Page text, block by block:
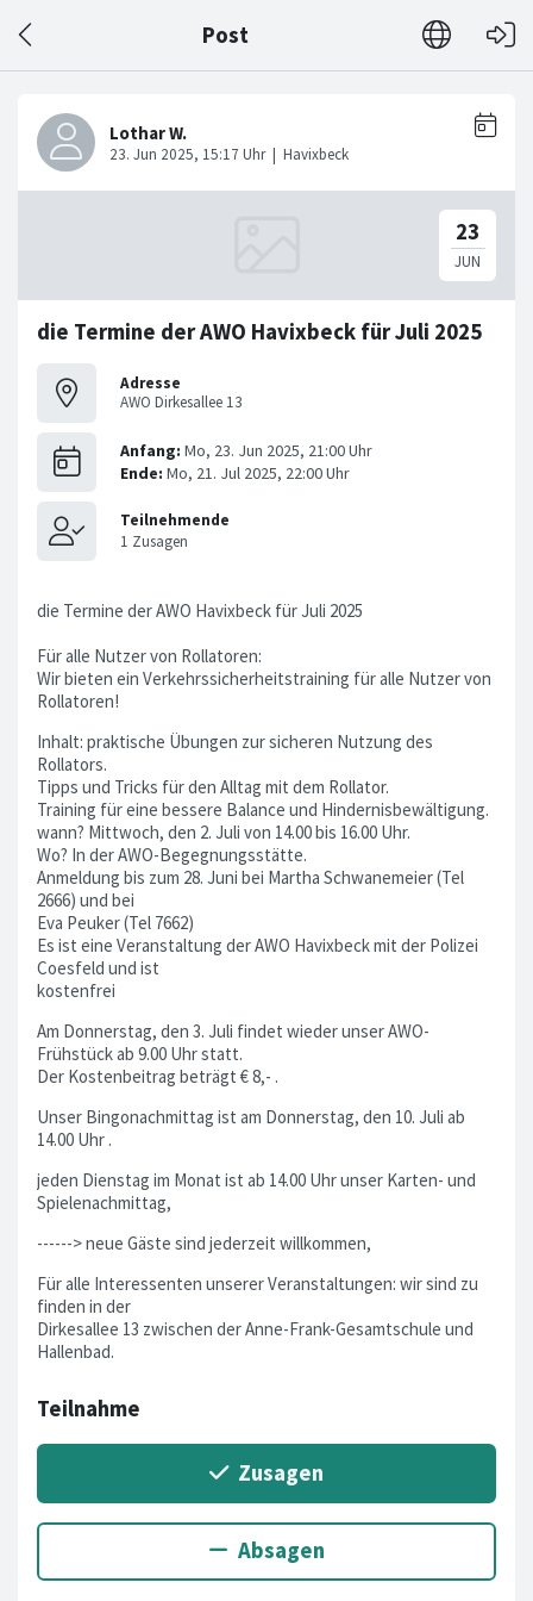
Post
die Termine der AWO Havixbeck für Juli 2025
Adresse
AWO Dirkesallee 13
die Termine der AWO Havixbeck für Juli 2025
Für alle Nutzer von Rollatoren:
Wir bieten ein Verkehrssicherheitstraining für alle Nutzer von
Rollatoren!
Inhalt: praktische Übungen zur sicheren Nutzung des
Rollators.
Tipps und Tricks für den Alltag mit dem Rollator.
Training für eine bessere Balance und Hindernisbewältigung.
wann? Mittwoch, den 2. Juli von 14.00 bis 16.00 Uhr.
Wo? In der AWO-Begegnungsstätte.
Anmeldung bis zum 28. Juni bei Martha Schwanemeier (Tel
2666) und bei
Eva Peuker (Tel 7662)
Es ist eine Veranstaltung der AWO Havixbeck mit der Polizei
Coesfeld und ist
kostenfrei
Am Donnerstag, den 3. Juli findet wieder unser AWO-
Frühstück ab 9.00 Uhr statt.
Der Kostenbeitrag beträgt € 8,- .
Unser Bingonachmittag ist am Donnerstag, den 10. Juli ab
14.00 Uhr .
jeden Dienstag im Monat ist ab 14.00 Uhr unser Karten- und
Spielenachmittag,
------> neue Gäste sind jederzeit willkommen,
Für alle Interessenten unserer Veranstaltungen: wir sind zu
finden in der
Dirkesallee 13 zwischen der Anne-Frank-Gesamtschule und
Hallenbad.